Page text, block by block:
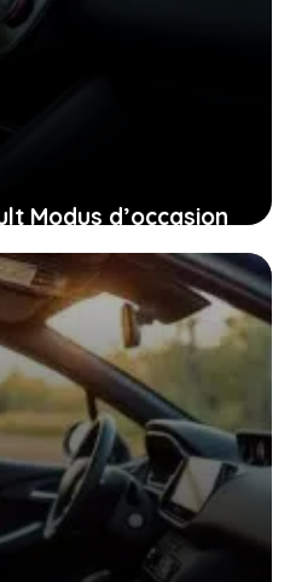
Modus d’occasion
la voiture idéale